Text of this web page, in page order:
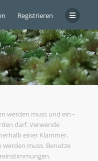
Registrieren
werden muss und ein -
darf. Verwende
einer Klammer,
muss. Benutze